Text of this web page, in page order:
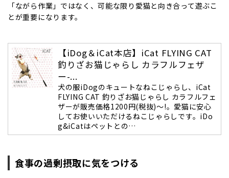
「ながら作業」ではなく、可能な限り愛猫と向き合って遊ぶこ
とが重要になります。
【iDog＆iCat本店】iCat FLYING CAT
釣りざお猫じゃらし カラフルフェザ
ー-...
犬の服iDogのキュートなねこじゃらし、iCat
FLYING CAT 釣りざお猫じゃらし カラフルフェ
ザーが販売価格1200円(税抜)～!。愛猫に安心
してお使いいただけるねこじゃらしです。iDo
g&iCatはペットとの…
食事の過剰摂取に気をつける